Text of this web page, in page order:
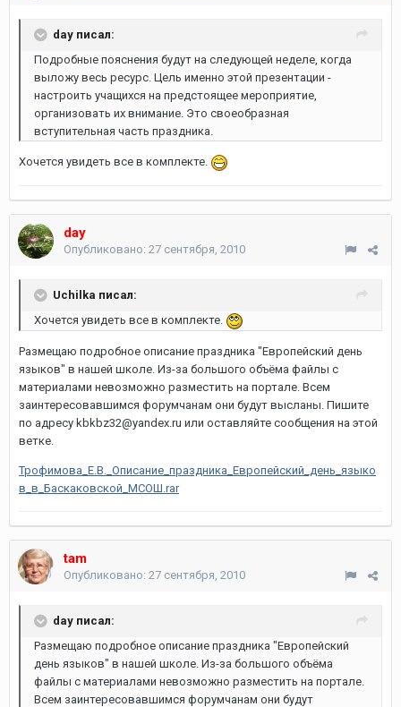
day писал:
Подробные пояснения будут на следующей неделе, когда
выложу весь ресурс. Цель именно этой презентации -
настроить учащихся на предстоящее мероприятие,
организовать их внимание. Это своеобразная
вступительная часть праздника.
Хочется увидеть все в комплекте.
day
Опубликовано: 27 сентября, 2010
Uchilka писал:
Хочется увидеть все в комплекте.
Размещаю подробное описание праздника "Европейский день
языков" в нашей школе. Из-за большого объёма файлы с
материалами невозможно разместить на портале. Всем
заинтересовавшимся форумчанам они будут высланы. Пишите
по адресу kbkbz32@yandex.ru или оставляйте сообщения на этой
ветке.
Трофимова_Е.В._Описание_праздника_Европейский_день_языко
в_в_Баскаковской_МСОШ.rar
tam
Опубликовано: 27 сентября, 2010
day писал:
Размещаю подробное описание праздника "Европейский
день языков" в нашей школе. Из-за большого объёма
файлы с материалами невозможно разместить на портале.
Всем заинтересовавшимся форумчанам они будут